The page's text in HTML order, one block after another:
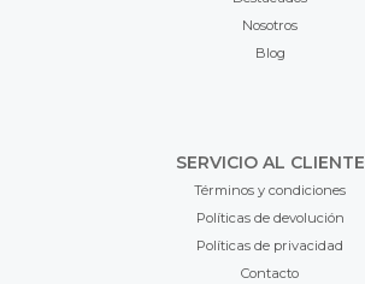
Nosotros
Blog
SERVICIO AL CLIENTE
Términos y condiciones
Políticas de devolución
Políticas de privacidad
Contacto